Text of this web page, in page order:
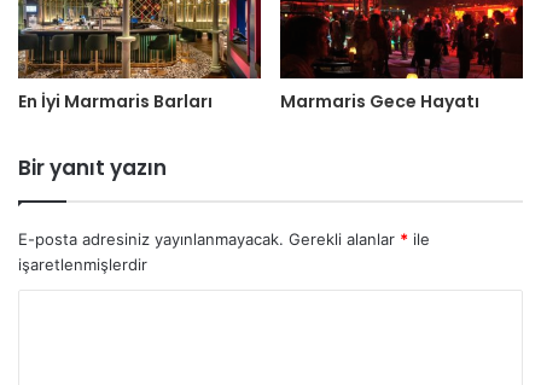
En İyi Marmaris Barları Marmaris Gece Hayatı
Bir yanıt yazın
E-posta adresiniz yayınlanmayacak. Gerekli alanlar * ile
işaretlenmişlerdir